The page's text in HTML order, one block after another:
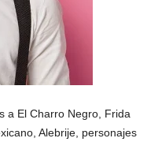
a El Charro Negro, Frida
Alebrije, personajes